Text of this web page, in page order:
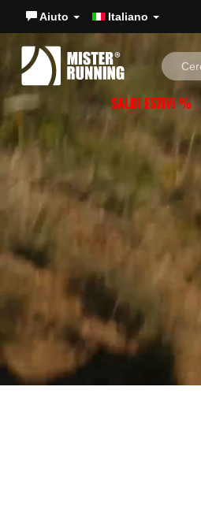
Aiuto Italiano
SALDI ESTIVI %